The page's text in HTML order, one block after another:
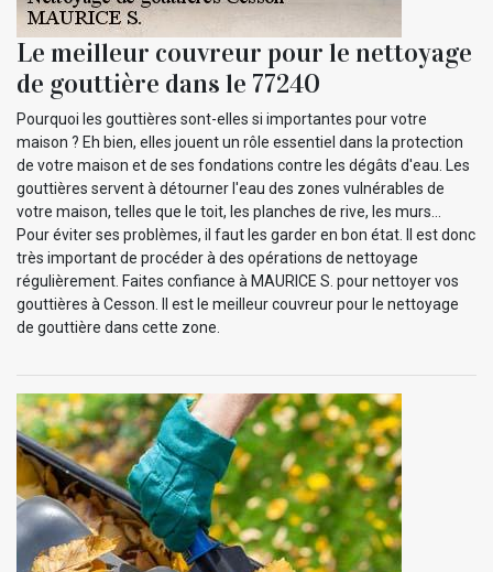
Le meilleur couvreur pour le nettoyage
de gouttière dans le 77240
Pourquoi les gouttières sont-elles si importantes pour votre
maison ? Eh bien, elles jouent un rôle essentiel dans la protection
de votre maison et de ses fondations contre les dégâts d'eau. Les
gouttières servent à détourner l'eau des zones vulnérables de
votre maison, telles que le toit, les planches de rive, les murs…
Pour éviter ses problèmes, il faut les garder en bon état. Il est donc
très important de procéder à des opérations de nettoyage
régulièrement. Faites confiance à MAURICE S. pour nettoyer vos
gouttières à Cesson. Il est le meilleur couvreur pour le nettoyage
de gouttière dans cette zone.